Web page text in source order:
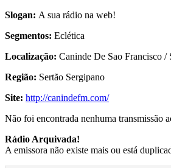
Slogan: A sua rádio na web!
Segmentos: Eclética
Localização: Caninde De Sao Francisco /
Região: Sertão Sergipano
Site: http://canindefm.com/
Não foi encontrada nenhuma transmissão
Rádio Arquivada!
A emissora não existe mais ou está